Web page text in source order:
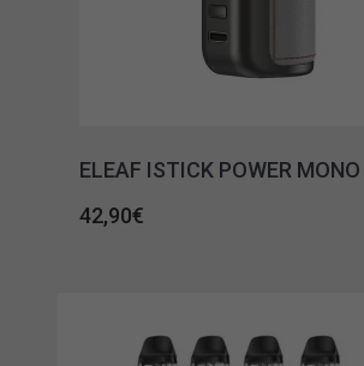
ELEAF ISTICK POWER
42,90€